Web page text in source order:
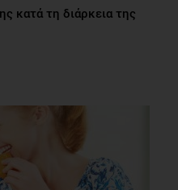
κατά τη διάρκεια της